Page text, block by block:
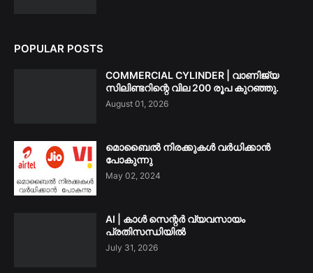
POPULAR POSTS
COMMERCIAL CYLINDER | വാണിജ്യ
സിലിണ്ടറിന്റെ വില 200 രൂപ കുറഞ്ഞു.
August 01, 2026
മൊബൈൽ നിരക്കുകൾ വർധിക്കാൻ
പോകുന്നു
May 02, 2024
AI | കാൾ സെന്റർ വ്യവസായം
പ്രതിസന്ധിയിൽ
July 31, 2026